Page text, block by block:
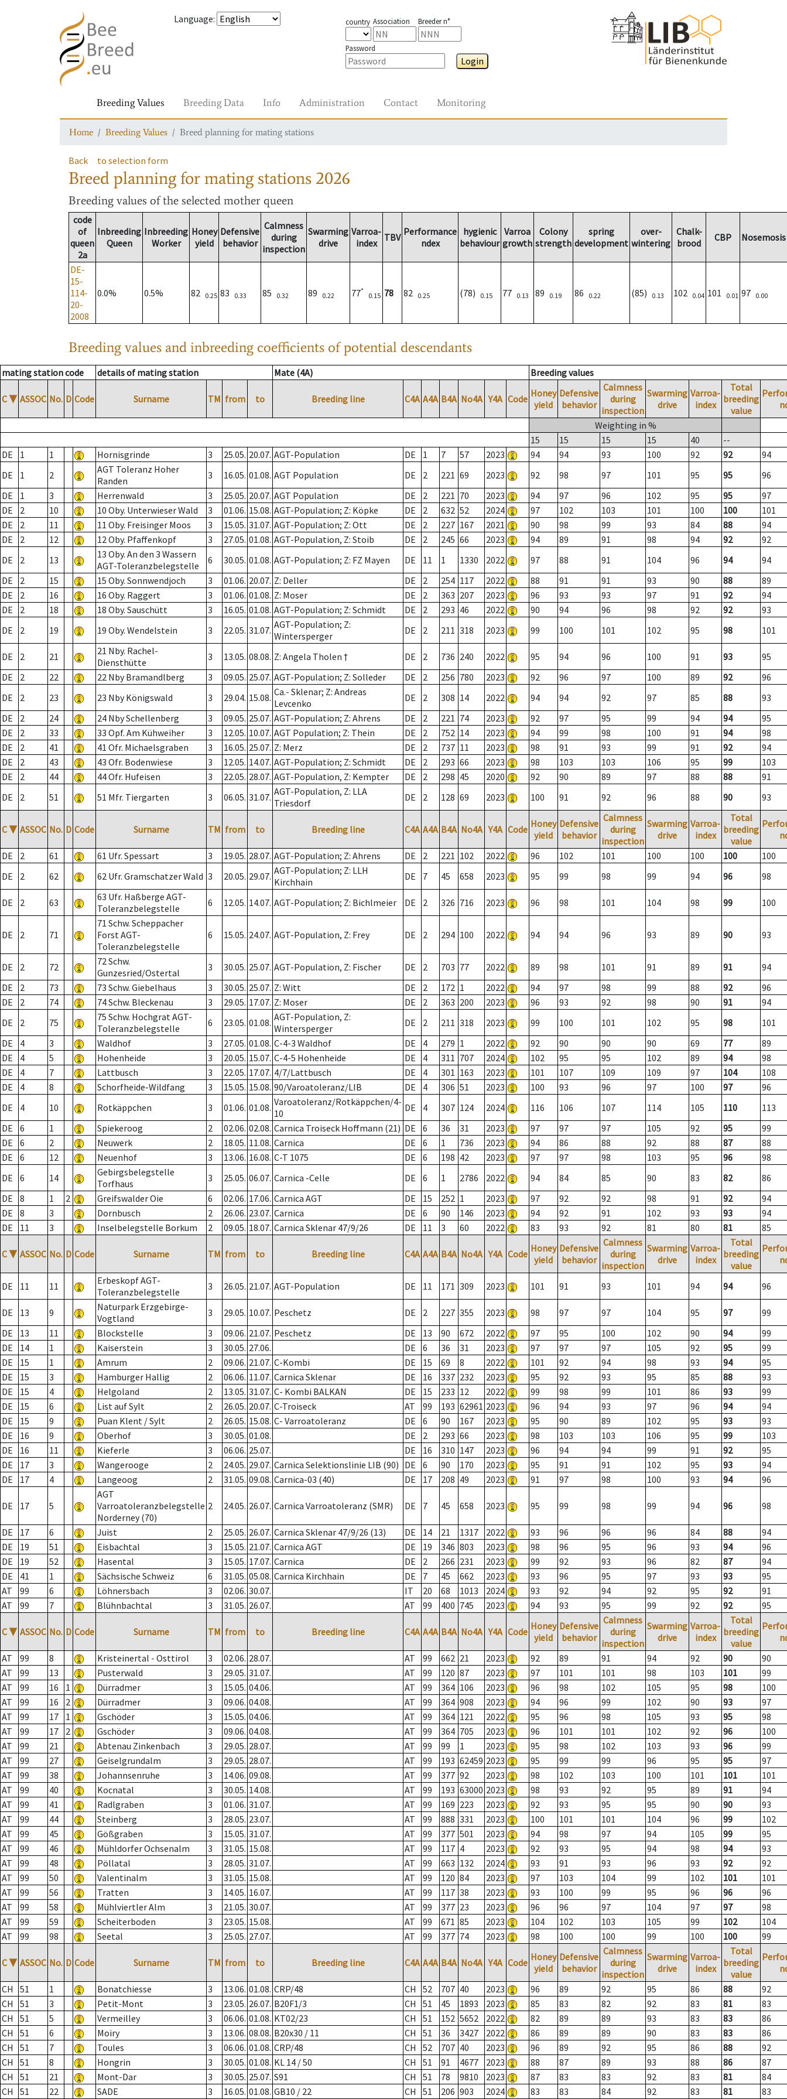
Language: country Association Breeder n°
Password
Login
Breeding Values Breeding Data Info Administration Contact Monitoring
Home Breeding Values Breed planning for mating stations
Back to selection form
Breed planning for mating stations 2026
Breeding values of the selected mother queen
code
of
queen
2a
Inbreeding
Queen
Inbreeding
Worker
Honey
yield
Defensive
behavior
Calmness
during
inspection
Swarming
drive
Varroa-
index
TBV Performance
ndex
hygienic
behaviour
Varroa
growth
Colony
strength
spring
development
over-
wintering
Chalk-
brood
CBP Nosemosis
DE-
15-
114-
20-
2008
0.0% 0.5% 82 0.25 83 0.33 85 0.32 89 0.22 77*
0.15 78 82 0.25 (78) 0.15 77 0.13 89 0.19 86 0.22 (85) 0.13 102 0.04 101 0.01 97 0.00
Breeding values and inbreeding coefficients of potential descendants
mating station code details of mating station Mate (4A) Breeding values
C ▼ ASSOC No. D Code Surname TM from to Breeding line C4A A4A B4A No4A Y4A Code Honey
yield
Defensive
behavior
Calmness
during
inspection
Swarming
drive
Varroa-
index
Total
breeding
value
Weighting in %
15
15 15 15 40
--
DE
1 1 Hornisgrinde 3 25.05. 20.07. AGT-Population DE 1 7 57 2023 94 94 93 100 92 92
94
DE
1 2
AGT Toleranz Hoher
Randen
3 16.05. 01.08. AGT Population DE 2 221 69 2023 92 98 97 101 95 95
96
DE
1 3 Herrenwald 3 25.05. 20.07. AGT Population DE 2 221 70 2023 94 97 96 102 95 95
97
DE
2 10 10 Oby. Unterwieser Wald 3 01.06. 15.08. AGT-Population; Z: Köpke DE 2 632 52 2024 97 102 103 101 100 100
101
DE
2 11 11 Oby. Freisinger Moos 3 15.05. 31.07. AGT-Population; Z: Ott DE 2 227 167 2021 90 98 99 93 84 88
94
DE
2 12 12 Oby. Pfaffenkopf 3 27.05. 01.08. AGT-Population, Z: Stoib DE 2 245 66 2023 94 89 91 98 94 92
92
DE
2 13
13 Oby. An den 3 Wassern
AGT-Toleranzbelegstelle
6 30.05. 01.08. AGT-Population; Z: FZ Mayen DE 11 1 1330 2022 97 88 91 104 96 94
94
DE
2 15 15 Oby. Sonnwendjoch 3 01.06. 20.07. Z: Deller DE 2 254 117 2022 88 91 91 93 90 88
89
DE
2 16 16 Oby. Raggert 3 01.06. 01.08. Z: Moser DE 2 363 207 2023 96 93 93 97 91 92
94
DE
2 18 18 Oby. Sauschütt 3 16.05. 01.08. AGT-Population; Z: Schmidt DE 2 293 46 2022 90 94 96 98 92 92
93
DE
2 19 19 Oby. Wendelstein 3 22.05. 31.07. AGT-Population; Z:
Wintersperger
DE 2 211 318 2023 99 100 101 102 95 98 101
DE 2 21
21 Nby. Rachel-
Diensthütte
3 13.05. 08.08. Z: Angela Tholen † DE 2 736 240 2022 95 94 96 100 91 93
95
DE
2 22 22 Nby Bramandlberg 3 09.05. 25.07. AGT-Population; Z: Solleder DE 2 256 780 2023 92 96 97 100 89 92
96
DE
2 23 23 Nby Königswald 3 29.04. 15.08. Ca.- Sklenar; Z: Andreas
Levcenko
DE 2 308 14 2022 94 94 92 97 85 88
93
DE
2 24 24 Nby Schellenberg 3 09.05. 25.07. AGT-Population; Z: Ahrens DE 2 221 74 2023 92 97 95 99 94 94
95
DE
2 33 33 Opf. Am Kühweiher 3 12.05. 10.07. AGT Population; Z: Thein DE 2 752 14 2023 94 99 98 100 91 94
98
DE
2 41 41 Ofr. Michaelsgraben 3 16.05. 25.07. Z: Merz DE 2 737 11 2023 98 91 93 99 91 92
94
DE
2 43 43 Ofr. Bodenwiese 3 12.05. 14.07. AGT-Population; Z: Schmidt DE 2 293 66 2023 98 103 103 106 95 99
103
DE
2 44 44 Ofr. Hufeisen 3 22.05. 28.07. AGT-Population, Z: Kempter DE 2 298 45 2020 92 90 89 97 88 88
91
DE
2 51 51 Mfr. Tiergarten 3 06.05. 31.07. AGT-Population, Z: LLA
Triesdorf
DE 2 128 69 2023 100 91 92 96 88 90 93
C ▼ ASSOC No. D Code Surname TM from to Breeding line C4A A4A B4A No4A Y4A Code Honey
yield
Defensive
behavior
Calmness
during
inspection
Swarming
drive
Varroa-
index
Total
breeding
value
DE
2 61 61 Ufr. Spessart 3 19.05. 28.07. AGT-Population; Z: Ahrens DE 2 221 102 2022 96 102 101 100 100 100
100
DE
2 62 62 Ufr. Gramschatzer Wald 3 20.05. 29.07. AGT-Population; Z: LLH
Kirchhain
DE 7 45 658 2023 95 99 98 99 94 96 98
DE 2 63
63 Ufr. Haßberge AGT-
Toleranzbelegstelle
6 12.05. 14.07. AGT-Population; Z: Bichlmeier DE 2 326 716 2023 96 98 101 104 98 99 100
DE 2 71
71 Schw. Scheppacher
Forst AGT-
Toleranzbelegstelle
6 15.05. 24.07. AGT-Population, Z: Frey DE 2 294 100 2022 94 94 96 93 89 90 93
DE 2 72
72 Schw.
Gunzesried/Ostertal
3 30.05. 25.07. AGT-Population, Z: Fischer DE 2 703 77 2022 89 98 101 91 89 91
94
DE
2 73 73 Schw. Giebelhaus 3 30.05. 25.07. Z: Witt DE 2 172 1 2022 94 97 98 99 88 92
96
DE
2 74 74 Schw. Bleckenau 3 29.05. 17.07. Z: Moser DE 2 363 200 2023 96 93 92 98 90 91
94
DE
2 75
75 Schw. Hochgrat AGT-
Toleranzbelegstelle
6 23.05. 01.08. AGT-Population, Z:
Wintersperger
DE 2 211 318 2023 99 100 101 102 95 98
101
DE
4 3 Waldhof 3 27.05. 01.08. C-4-3 Waldhof DE 4 279 1 2022 92 90 90 90 69 77
89
DE
4 5 Hohenheide 3 20.05. 15.07. C-4-5 Hohenheide DE 4 311 707 2024 102 95 95 102 89 94
98
DE
4 7 Lattbusch 3 22.05. 17.07. 4/7/Lattbusch DE 4 301 163 2023 101 107 109 109 97 104
108
DE
4 8 Schorfheide-Wildfang 3 15.05. 15.08. 90/Varoatoleranz/LIB DE 4 306 51 2023 100 93 96 97 100 97
96
DE
4 10 Rotkäppchen 3 01.06. 01.08. Varoatoleranz/Rotkäppchen/4-
10
DE 4 307 124 2024 116 106 107 114 105 110
113
DE
6 1 Spiekeroog 2 02.06. 02.08. Carnica Troiseck Hoffmann (21) DE 6 36 31 2023 97 97 97 105 92 95
99
DE
6 2 Neuwerk 2 18.05. 11.08. Carnica DE 6 1 736 2023 94 86 88 92 88 87
88
DE
6 12 Neuenhof 3 13.06. 16.08. C-T 1075 DE 6 198 42 2023 97 97 98 103 95 96
98
DE
6 14
Gebirgsbelegstelle
Torfhaus
3 25.05. 06.07. Carnica -Celle DE 6 1 2786 2022 94 84 85 90 83 82
86
DE
8 1 2 Greifswalder Oie 6 02.06. 17.06. Carnica AGT DE 15 252 1 2023 97 92 92 98 91 92
94
DE
8 3 Dornbusch 2 26.06. 23.07. Carnica DE 6 90 146 2023 94 92 91 102 93 93
94
DE
11 3 Inselbelegstelle Borkum 2 09.05. 18.07. Carnica Sklenar 47/9/26 DE 11 3 60 2022 83 93 92 81 80 81 85
C ▼ ASSOC No. D Code Surname TM from to Breeding line C4A A4A B4A No4A Y4A Code Honey
yield
Defensive
behavior
Calmness
during
inspection
Swarming
drive
Varroa-
index
Total
breeding
value
DE 11 11
Erbeskopf AGT-
Toleranzbelegstelle
3 26.05. 21.07. AGT-Population DE 11 171 309 2023 101 91 93 101 94 94 96
DE 13 9
Naturpark Erzgebirge-
Vogtland
3 29.05. 10.07. Peschetz DE 2 227 355 2023 98 97 97 104 95 97
99
DE
13 11 Blockstelle 3 09.06. 21.07. Peschetz DE 13 90 672 2022 97 95 100 102 90 94
99
DE
14 1 Kaiserstein 3 30.05. 27.06. DE 6 36 31 2023 97 97 97 105 92 95
99
DE
15 1 Amrum 2 09.06. 21.07. C-Kombi DE 15 69 8 2022 101 92 94 98 93 94
95
DE
15 3 Hamburger Hallig 2 06.06. 11.07. Carnica Sklenar DE 16 337 232 2023 95 92 93 95 85 88
93
DE
15 4 Helgoland 2 13.05. 31.07. C- Kombi BALKAN DE 15 233 12 2022 99 98 99 101 86 93
99
DE
15 6 List auf Sylt 2 26.05. 20.07. C-Troiseck AT 99 193 62961 2023 96 94 93 97 96 94
94
DE
15 9 Puan Klent / Sylt 2 26.05. 15.08. C- Varroatoleranz DE 6 90 167 2023 95 90 89 102 95 93
93
DE
16 9 Oberhof 3 30.05. 01.08. DE 2 293 66 2023 98 103 103 106 95 99
103
DE
16 11 Kieferle 3 06.06. 25.07. DE 16 310 147 2023 96 94 94 99 91 92
95
DE
17 3 Wangerooge 2 24.05. 29.07. Carnica Selektionslinie LIB (90) DE 6 90 170 2023 95 91 91 102 95 93
94
DE
17 4 Langeoog 2 31.05. 09.08. Carnica-03 (40) DE 17 208 49 2023 91 97 98 100 93 94 96
DE 17 5
AGT
Varroatoleranzbelegstelle
Norderney (70)
2 24.05. 26.07. Carnica Varroatoleranz (SMR) DE 7 45 658 2023 95 99 98 99 94 96 98
DE 17 6 Juist 2 25.05. 26.07. Carnica Sklenar 47/9/26 (13) DE 14 21 1317 2022 93 96 96 96 84 88
94
DE
19 51 Eisbachtal 3 15.05. 21.07. Carnica AGT DE 19 346 803 2023 98 96 95 96 93 94
96
DE
19 52 Hasental 3 15.05. 17.07. Carnica DE 2 266 231 2023 99 92 93 96 82 87
94
DE
41 1 Sächsische Schweiz 6 31.05. 05.08. Carnica Kirchhain DE 7 45 662 2023 93 96 95 97 93 93
95
AT
99 6 Löhnersbach 3 02.06. 30.07. IT 20 68 1013 2024 93 92 94 92 95 92
91
AT
99 7 Blühnbachtal 3 31.05. 26.07. AT 99 400 745 2023 94 93 95 99 92 92 95
C ▼ ASSOC No. D Code Surname TM from to Breeding line C4A A4A B4A No4A Y4A Code Honey
yield
Defensive
behavior
Calmness
during
inspection
Swarming
drive
Varroa-
index
Total
breeding
value
AT
99 8 Kristeinertal - Osttirol 3 02.06. 28.07. AT 99 662 21 2023 92 89 91 94 92 90
90
AT
99 13 Pusterwald 3 29.05. 31.07. AT 99 120 87 2023 97 101 101 98 103 101
99
AT
99 16 1 Dürradmer 3 15.05. 04.06. AT 99 364 106 2023 96 98 102 105 95 98
100
AT
99 16 2 Dürradmer 3 09.06. 04.08. AT 99 364 908 2023 94 96 99 102 90 93
97
AT
99 17 1 Gschöder 3 15.05. 04.06. AT 99 364 121 2022 95 96 98 105 93 95
98
AT
99 17 2 Gschöder 3 09.06. 04.08. AT 99 364 705 2023 96 101 101 102 92 96
100
AT
99 21 Abtenau Zinkenbach 3 29.05. 28.07. AT 99 99 1 2023 95 98 102 103 93 96
99
AT
99 27 Geiselgrundalm 3 29.05. 28.07. AT 99 193 62459 2023 95 99 99 96 95 95
97
AT
99 38 Johannsenruhe 3 14.06. 09.08. AT 99 377 92 2023 98 102 103 100 101 101
101
AT
99 40 Kocnatal 3 30.05. 14.08. AT 99 193 63000 2023 98 93 92 95 89 91
94
AT
99 41 Radlgraben 3 01.06. 31.07. AT 99 169 223 2023 92 93 95 95 90 90
93
AT
99 44 Steinberg 3 28.05. 23.07. AT 99 888 331 2023 100 101 101 104 96 99
102
AT
99 45 Gößgraben 3 15.05. 31.07. AT 99 377 501 2023 94 98 97 94 105 99
95
AT
99 46 Mühldorfer Ochsenalm 3 31.05. 15.08. AT 99 117 4 2023 92 93 95 94 98 94
93
AT
99 48 Pöllatal 3 28.05. 31.07. AT 99 663 132 2024 93 91 93 96 93 92
92
AT
99 50 Valentinalm 3 31.05. 15.08. AT 99 120 84 2023 97 103 104 99 102 101
101
AT
99 56 Tratten 3 14.05. 16.07. AT 99 117 38 2023 93 100 99 95 96 96
96
AT
99 58 Mühlviertler Alm 3 21.05. 30.07. AT 99 377 23 2023 96 96 97 104 97 97
98
AT
99 59 Scheiterboden 3 23.05. 15.08. AT 99 671 85 2023 104 102 103 105 99 102
104
AT
99 98 Seetal 3 25.05. 27.07. AT 99 377 74 2023 98 100 100 99 100 100 99
C ▼ ASSOC No. D Code Surname TM from to Breeding line C4A A4A B4A No4A Y4A Code Honey
yield
Defensive
behavior
Calmness
during
inspection
Swarming
drive
Varroa-
index
Total
breeding
value
CH
51 1 Bonatchiesse 3 13.06. 01.08. CRP/48 CH 52 707 40 2023 96 89 92 95 86 88
92
CH
51 3 Petit-Mont 3 23.05. 26.07. B20F1/3 CH 51 45 1893 2023 85 83 82 92 83 81
83
CH
51 5 Vermeilley 3 06.06. 01.08. KT02/23 CH 51 152 5652 2022 82 89 89 93 83 83
86
CH
51 6 Moiry 3 13.06. 08.08. B20x30 / 11 CH 51 36 3427 2022 86 89 89 90 83 83
86
CH
51 7 Toules 3 06.06. 01.08. CRP/48 CH 52 707 40 2023 96 89 92 95 86 88
92
CH
51 8 Hongrin 3 30.05. 01.08. KL 14 / 50 CH 51 91 4677 2023 88 87 89 93 88 86
87
CH
51 21 Mont-Dar 3 30.05. 25.07. S91 CH 51 78 9810 2023 87 83 83 92 83 81
84
CH
51 22 SADE 3 16.05. 01.08. GB10 / 22 CH 51 206 903 2024 83 83 84 92 83 81 83